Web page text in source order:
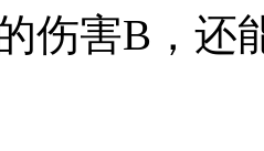
伤害B，还